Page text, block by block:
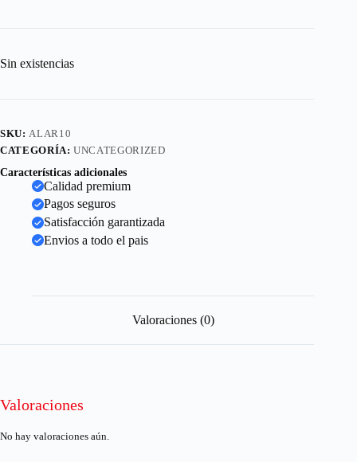
Sin existencias
SKU: ALAR10
CATEGORÍA:UNCATEGORIZED
Características adicionales
Calidad premium
Pagos seguros
Satisfacción garantizada
Envios a todo el pais
Valoraciones (0)
Valoraciones
No hay valoraciones aún.